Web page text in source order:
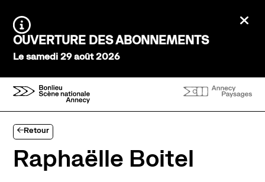
Information :
OUVERTURE DES ABONNEMENTS
Le samedi 29 août 2026
Retour
Raphaëlle Boitel
Agenda Saison 26→27
Au tour des enfants
Stayin'alive
Saisons précédentes
Ateliers de pratique
Créations participatives
Visites